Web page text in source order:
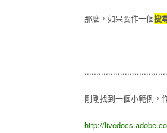
那麼，如果要作一個搜
剛剛找到一個小範例，
http://